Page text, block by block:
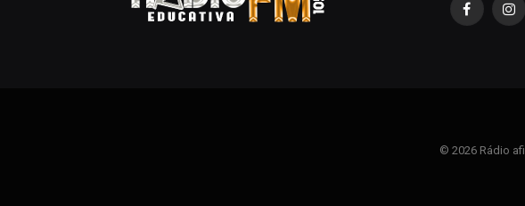
Facebook
© 2026 Rádio